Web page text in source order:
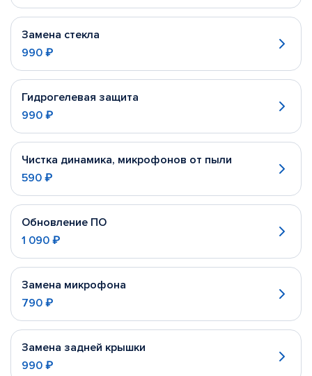
Замена стекла
990 ₽
Гидрогелевая защита
990 ₽
Чистка динамика, микрофонов от пыли
590 ₽
Обновление ПО
1 090 ₽
Замена микрофона
790 ₽
Замена задней крышки
990 ₽